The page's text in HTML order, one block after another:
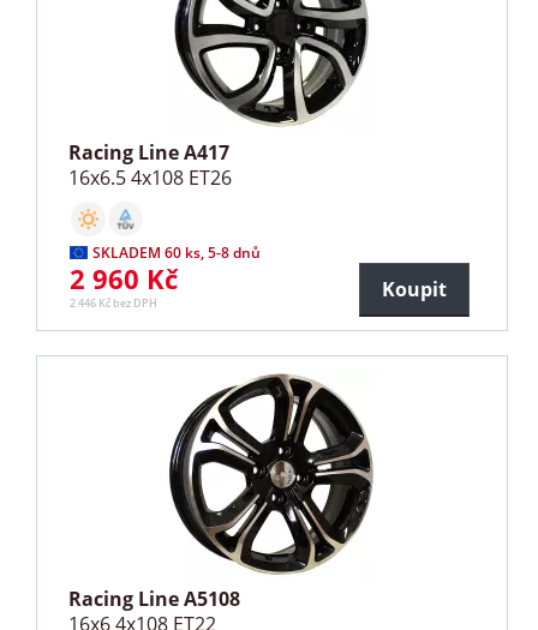
Racing Line A417
16x6.5 4x108 ET26
SKLADEM 60 ks, 5-8 dnů
2 960 Kč
2 446 Kč bez DPH
Koupit
Racing Line A5108
16x6 4x108 ET22